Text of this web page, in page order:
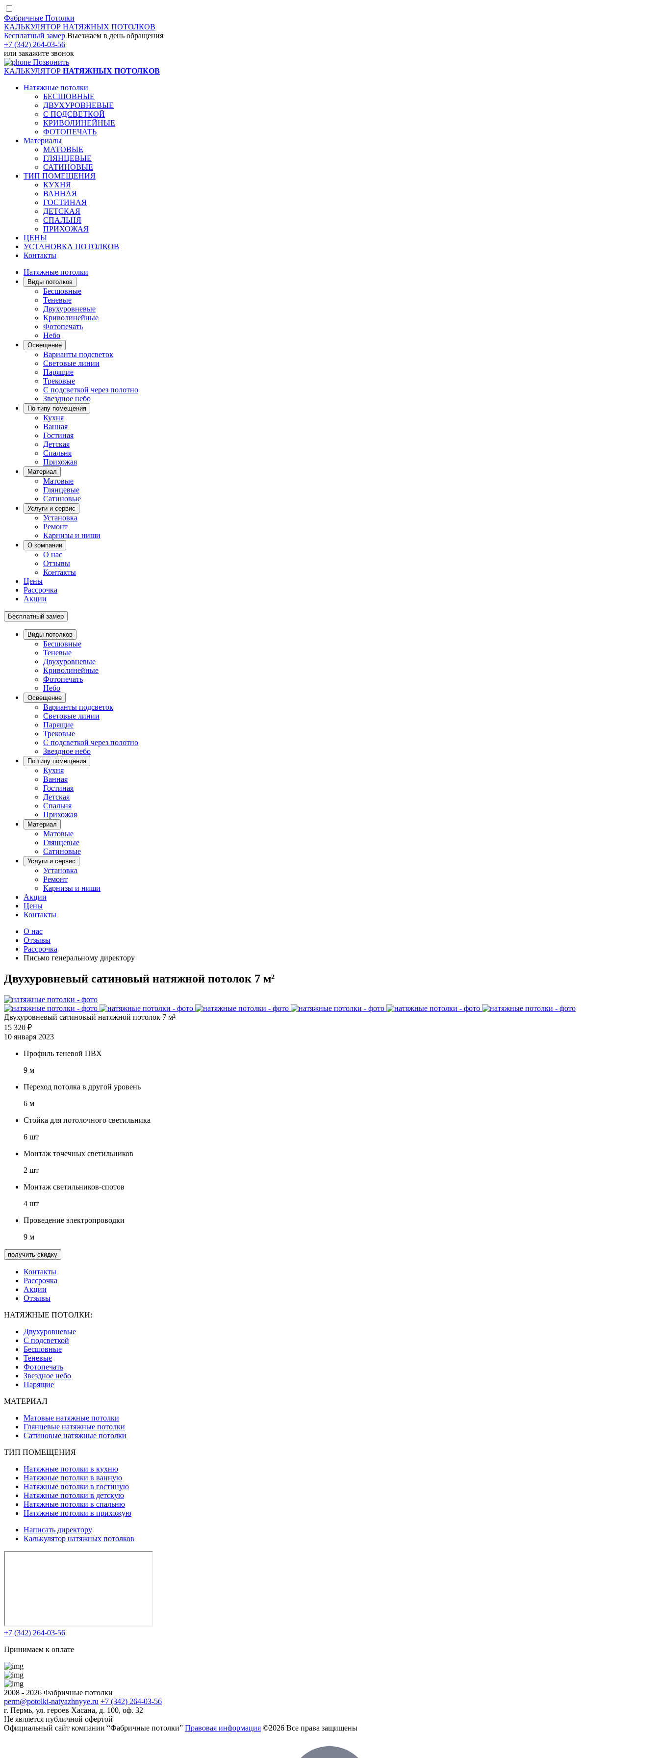
Фабричные Потолки
КАЛЬКУЛЯТОР НАТЯЖНЫХ ПОТОЛКОВ
Бесплатный замер Выезжаем в день обращения
+7 (342) 264-03-56
или закажите звонок
Позвонить
КАЛЬКУЛЯТОР НАТЯЖНЫХ ПОТОЛКОВ
Натяжные потолки
БЕСШОВНЫЕ
ДВУХУРОВНЕВЫЕ
С ПОДСВЕТКОЙ
КРИВОЛИНЕЙНЫЕ
ФОТОПЕЧАТЬ
Материалы
МАТОВЫЕ
ГЛЯНЦЕВЫЕ
САТИНОВЫЕ
ТИП ПОМЕЩЕНИЯ
КУХНЯ
ВАННАЯ
ГОСТИНАЯ
ДЕТСКАЯ
СПАЛЬНЯ
ПРИХОЖАЯ
ЦЕНЫ
УСТАНОВКА ПОТОЛКОВ
Контакты
Натяжные потолки
Виды потолков
Бесшовные
Теневые
Двухуровневые
Криволинейные
Фотопечать
Небо
Освещение
Варианты подсветок
Световые линии
Парящие
Трековые
С подсветкой через полотно
Звездное небо
По типу помещения
Кухня
Ванная
Гостиная
Детская
Спальня
Прихожая
Материал
Матовые
Глянцевые
Сатиновые
Услуги и сервис
Установка
Ремонт
Карнизы и ниши
О компании
О нас
Отзывы
Контакты
Цены
Рассрочка
Акции
Бесплатный замер
Виды потолков
Бесшовные
Теневые
Двухуровневые
Криволинейные
Фотопечать
Небо
Освещение
Варианты подсветок
Световые линии
Парящие
Трековые
С подсветкой через полотно
Звездное небо
По типу помещения
Кухня
Ванная
Гостиная
Детская
Спальня
Прихожая
Материал
Матовые
Глянцевые
Сатиновые
Услуги и сервис
Установка
Ремонт
Карнизы и ниши
Акции
Цены
Контакты
О нас
Отзывы
Рассрочка
Письмо генеральному директору
Двухуровневый сатиновый натяжной потолок 7 м²
Двухуровневый сатиновый натяжной потолок 7 м²
15 320 ₽
10 января 2023
Профиль теневой ПВХ
9 м
Переход потолка в другой уровень
6 м
Стойка для потолочного светильника
6 шт
Монтаж точечных светильников
2 шт
Монтаж светильников-спотов
4 шт
Проведение электропроводки
9 м
получить скидку
Контакты
Рассрочка
Акции
Отзывы
НАТЯЖНЫЕ ПОТОЛКИ:
Двухуровневые
С подсветкой
Бесшовные
Теневые
Фотопечать
Звездное небо
Парящие
МАТЕРИАЛ
Матовые натяжные потолки
Глянцевые натяжные потолки
Сатиновые натяжные потолки
ТИП ПОМЕЩЕНИЯ
Натяжные потолки в кухню
Натяжные потолки в ванную
Натяжные потолки в гостиную
Натяжные потолки в детскую
Натяжные потолки в спальню
Натяжные потолки в прихожую
Написать директору
Калькулятор натяжных потолков
+7 (342) 264-03-56
Принимаем к оплате
2008 - 2026 Фабричные потолки
perm@potolki-natyazhnyye.ru +7 (342) 264-03-56
г. Пермь, ул. героев Хасана, д. 100, оф. 32
Не является публичной офертой
Официальный сайт компании “Фабричные потолки” Правовая информация ©2026 Все права защищены